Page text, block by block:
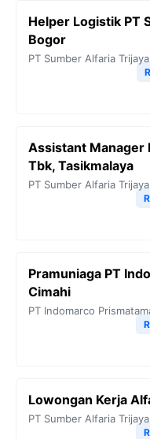
Helper Logistik PT
Bogor
PT Sumber Alfaria
Assistant Manager
Tbk, Tasikmalaya
PT Sumber Alfaria
Pramuniaga PT
Cimahi
PT Indomarco
Lowongan Kerja
PT Sumber Alfaria